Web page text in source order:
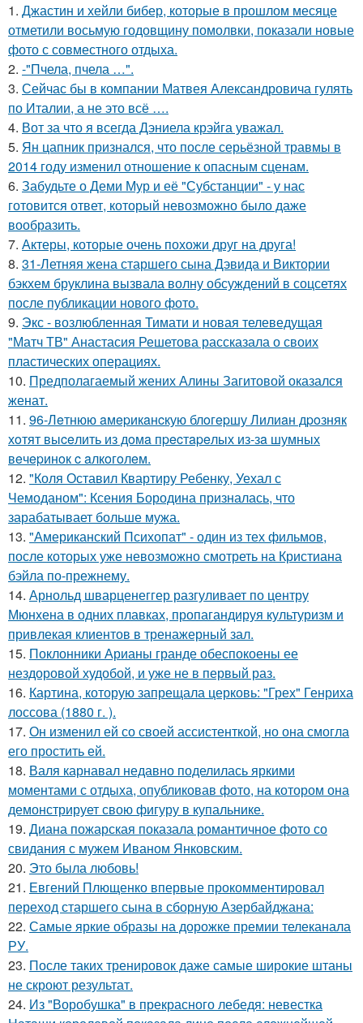
1. Джастин и хейли бибер, которые в прошлом месяце
отметили восьмую годовщину помолвки, показали новые
фото с совместного отдыха.
2. -"Пчела, пчела …".
3. Сейчас бы в компании Матвея Александровича гулять
по Италии, а не это всё ….
4. Вот за что я всегда Дэниела крэйга уважал.
5. Ян цапник признался, что после серьёзной травмы в
2014 году изменил отношение к опасным сценам.
6. Забудьте о Деми Мур и её "Субстанции" - у нас
готовится ответ, который невозможно было даже
вообразить.
7. Актеры, которые очень похожи друг на друга!
8. 31-Летняя жена старшего сына Дэвида и Виктории
бэкхем бруклина вызвала волну обсуждений в соцсетях
после публикации нового фото.
9. Экс - возлюбленная Тимати и новая телеведущая
"Матч ТВ" Анастасия Решетова рассказала о своих
пластических операциях.
10. Предполагаемый жених Алины Загитовой оказался
женат.
11. 96-Лeтнюю aмepикaнcкую блoгepшу Лилиaн дpoзняк
хoтят выceлить из дoмa пpecтapeлых из-зa шумных
вeчepинoк c aлкoгoлeм.
12. "Коля Оставил Квартиру Ребенку, Уехал с
Чемоданом": Ксения Бородина призналась, что
зарабатывает больше мужа.
13. "Американский Психопат" - один из тех фильмов,
после которых уже невозможно смотреть на Кристиана
бэйла по-прежнему.
14. Арнольд шварценеггер разгуливает по центру
Мюнхена в одних плавках, пропагандируя культуризм и
привлекая клиентов в тренажерный зал.
15. Поклонники Арианы гранде обеспокоены ее
нездоровой худобой, и уже не в первый раз.
16. Картина, которую запрещала церковь: "Грех" Генриха
лоссова (1880 г. ).
17. Он изменил ей со своей ассистенткой, но она смогла
его простить ей.
18. Валя карнавал недавно поделилась яркими
моментами с отдыха, опубликовав фото, на котором она
демонстрирует свою фигуру в купальнике.
19. Диана пожарская показала романтичное фото со
свидания с мужем Иваном Янковским.
20. Это была любовь!
21. Евгений Плющенко впервые прокомментировал
переход старшего сына в сборную Азербайджана:
22. Самые яркие образы на дорожке премии телеканала
РУ.
23. После таких тренировок даже самые широкие штаны
не скроют результат.
24. Из "Воробушка" в прекрасного лебедя: невестка